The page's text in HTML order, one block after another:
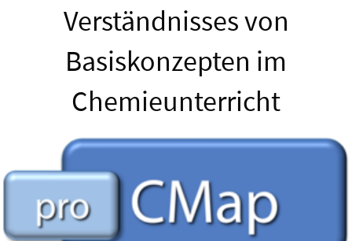
Verständnisses von
Basiskonzepten im
Chemieunterricht